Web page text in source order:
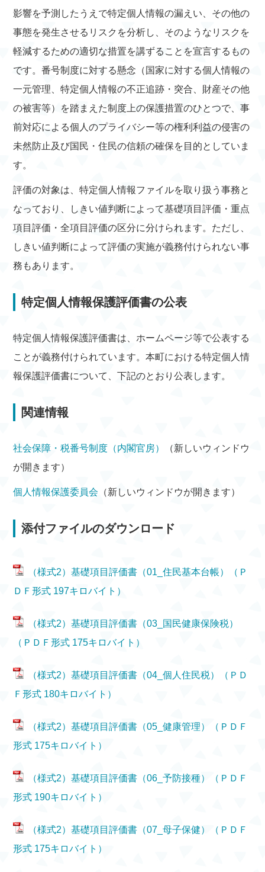
影響を予測したうえで特定個人情報の漏えい、その他の
事態を発生させるリスクを分析し、そのようなリスクを
軽減するための適切な措置を講ずることを宣言するもの
です。番号制度に対する懸念（国家に対する個人情報の
一元管理、特定個人情報の不正追跡・突合、財産その他
の被害等）を踏まえた制度上の保護措置のひとつで、事
前対応による個人のプライバシー等の権利利益の侵害の
未然防止及び国民・住民の信頼の確保を目的としていま
す。
評価の対象は、特定個人情報ファイルを取り扱う事務と
なっており、しきい値判断によって基礎項目評価・重点
項目評価・全項目評価の区分に分けられます。ただし、
しきい値判断によって評価の実施が義務付けられない事
務もあります。
特定個人情報保護評価書の公表
特定個人情報保護評価書は、ホームページ等で公表する
ことが義務付けられています。本町における特定個人情
報保護評価書について、下記のとおり公表します。
関連情報
社会保障・税番号制度（内閣官房）
（新しいウィンドウ
が開きます）
個人情報保護委員会 （新しいウィンドウが開きます）
添付ファイルのダウンロード
（様式2）基礎項目評価書（01_住民基本台帳）（Ｐ
ＤＦ形式 197キロバイト）
（様式2）基礎項目評価書（03_国民健康保険税）
（ＰＤＦ形式 175キロバイト）
（様式2）基礎項目評価書（04_個人住民税）（ＰＤ
Ｆ形式 180キロバイト）
（様式2）基礎項目評価書（05_健康管理）（ＰＤＦ
形式 175キロバイト）
（様式2）基礎項目評価書（06_予防接種）（ＰＤＦ
形式 190キロバイト）
（様式2）基礎項目評価書（07_母子保健）（ＰＤＦ
形式 175キロバイト）